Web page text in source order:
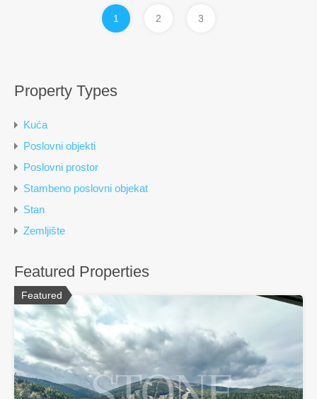
1 2 3
Property Types
Kuća
Poslovni objekti
Poslovni prostor
Stambeno poslovni objekat
Stan
Zemljište
Featured Properties
Featured